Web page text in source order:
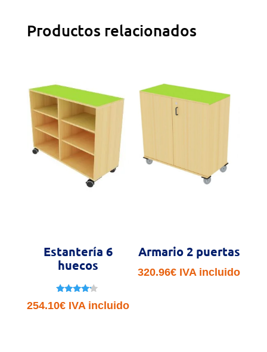
Productos relacionados
Estantería 6
huecos
con
254.10€ IVA incluido
Armario 2 puertas
320.96€ IVA incluido